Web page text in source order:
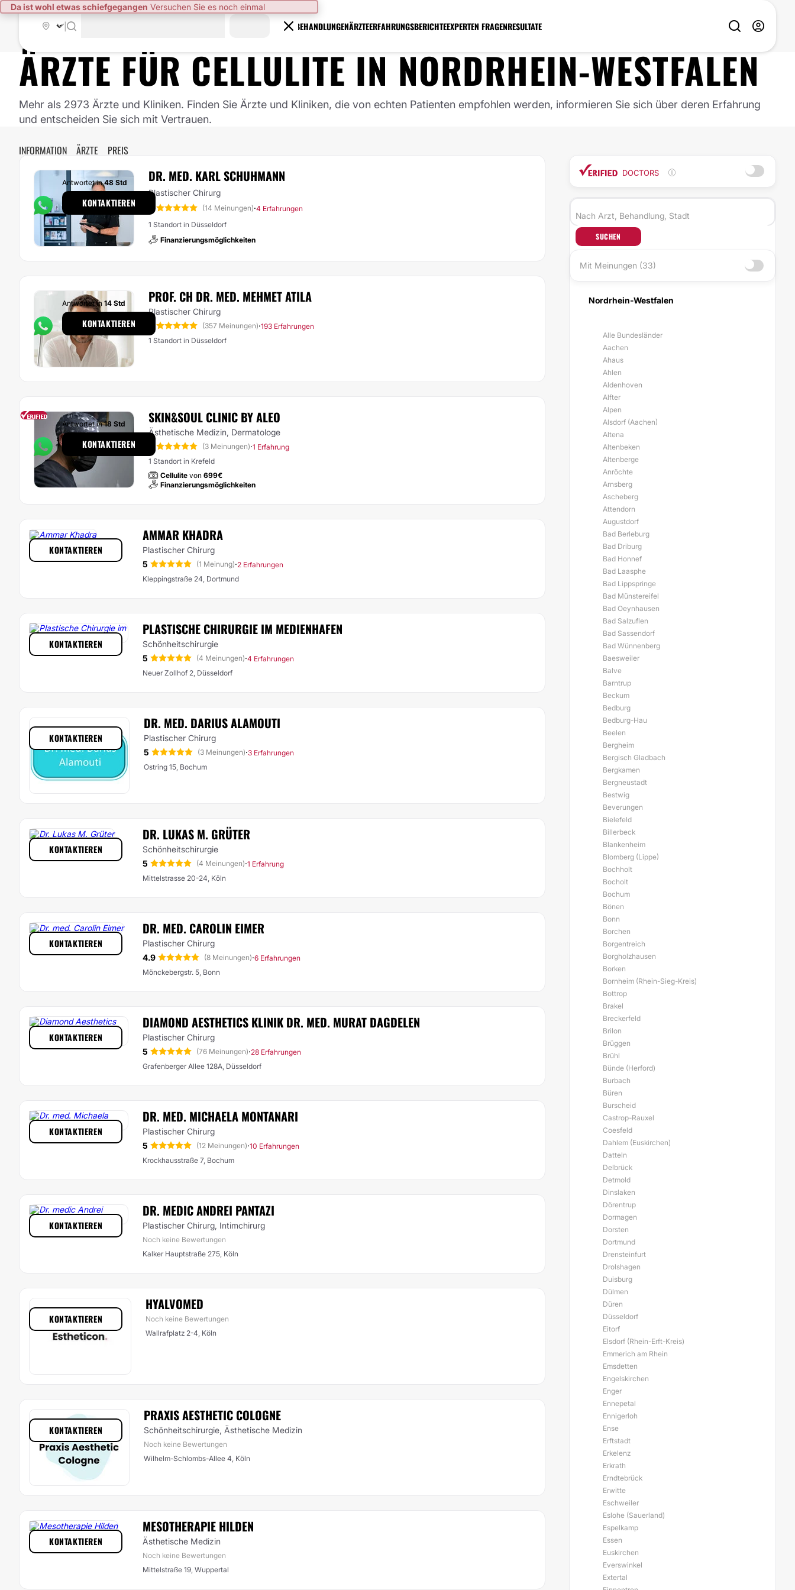
Da ist wohl etwas schiefgegangen Versuchen Sie es noch einmal
BEHANDLUNGENÄRZTEERFAHRUNGSBERICHTEEXPERTEN FRAGENRESULTATE
ÄRZTE FÜRCELLULITEINNORDRHEIN-WESTFALEN
Mehr als 2973 Ärzte und Kliniken. Finden Sie Ärzte und Kliniken, die von echten Patienten empfohlen werden, informieren Sie sich über deren Erfahrung
und entscheiden Sie sich mit Vertrauen.
INFORMATION ÄRZTE PREIS
DR. MED. KARL SCHUHMANN
Plastischer Chirurg
(14 Meinungen)·4 Erfahrungen
1 Standort in Düsseldorf
Finanzierungsmöglichkeiten
Antwortet in48 Std
KONTAKTIEREN
PROF. CH DR. MED. MEHMET ATILA
Plastischer Chirurg
(357 Meinungen)·193 Erfahrungen
1 Standort in Düsseldorf
Antwortet in 14 Std
KONTAKTIEREN
SKIN&SOUL CLINIC BY ALEO
Ästhetische Medizin, Dermatologe
(3 Meinungen)·1 Erfahrung
1 Standort in Krefeld
Cellulite von 699€
Finanzierungsmöglichkeiten
Antwortet in18 Std
KONTAKTIEREN
AMMAR KHADRA
Plastischer Chirurg
5
(1 Meinung)·2 Erfahrungen
Kleppingstraße 24, Dortmund
KONTAKTIEREN
PLASTISCHE CHIRURGIE IM MEDIENHAFEN
Schönheitschirurgie
5
(4 Meinungen)·4 Erfahrungen
Neuer Zollhof 2, Düsseldorf
KONTAKTIEREN
DR. MED. DARIUS ALAMOUTI
Plastischer Chirurg
5
(3 Meinungen)·3 Erfahrungen
Ostring 15, Bochum
KONTAKTIEREN
DR. LUKAS M. GRÜTER
Schönheitschirurgie
5
(4 Meinungen)·1 Erfahrung
Mittelstrasse 20-24, Köln
KONTAKTIEREN
DR. MED. CAROLIN EIMER
Plastischer Chirurg
4.9
(8 Meinungen)·6 Erfahrungen
Mönckebergstr. 5, Bonn
KONTAKTIEREN
DIAMOND AESTHETICS KLINIK DR. MED. MURAT DAGDELEN
Plastischer Chirurg
5
(76 Meinungen)·28 Erfahrungen
Grafenberger Allee 128A, Düsseldorf
KONTAKTIEREN
DR. MED. MICHAELA MONTANARI
Plastischer Chirurg
5
(12 Meinungen)·10 Erfahrungen
Krockhausstraße 7, Bochum
KONTAKTIEREN
DR. MEDIC ANDREI PANTAZI
Plastischer Chirurg, Intimchirurg
Noch keine Bewertungen
Kalker Hauptstraße 275, Köln
KONTAKTIEREN
HYALVOMED
Noch keine Bewertungen
Wallrafplatz 2-4, Köln
KONTAKTIEREN
PRAXIS AESTHETIC COLOGNE
Schönheitschirurgie, Ästhetische Medizin
Noch keine Bewertungen
Wilhelm-Schlombs-Allee 4, Köln
KONTAKTIEREN
MESOTHERAPIE HILDEN
Ästhetische Medizin
Noch keine Bewertungen
Mittelstraße 19, Wuppertal
KONTAKTIEREN
DOCTORS
SUCHEN
Mit Meinungen (33)
Nordrhein-Westfalen
Alle Bundesländer
Aachen
Ahaus
Ahlen
Aldenhoven
Alfter
Alpen
Alsdorf (Aachen)
Altena
Altenbeken
Altenberge
Anröchte
Arnsberg
Ascheberg
Attendorn
Augustdorf
Bad Berleburg
Bad Driburg
Bad Honnef
Bad Laasphe
Bad Lippspringe
Bad Münstereifel
Bad Oeynhausen
Bad Salzuflen
Bad Sassendorf
Bad Wünnenberg
Baesweiler
Balve
Barntrup
Beckum
Bedburg
Bedburg-Hau
Beelen
Bergheim
Bergisch Gladbach
Bergkamen
Bergneustadt
Bestwig
Beverungen
Bielefeld
Billerbeck
Blankenheim
Blomberg (Lippe)
Bochholt
Bocholt
Bochum
Bönen
Bonn
Borchen
Borgentreich
Borgholzhausen
Borken
Bornheim (Rhein-Sieg-Kreis)
Bottrop
Brakel
Breckerfeld
Brilon
Brüggen
Brühl
Bünde (Herford)
Burbach
Büren
Burscheid
Castrop-Rauxel
Coesfeld
Dahlem (Euskirchen)
Datteln
Delbrück
Detmold
Dinslaken
Dörentrup
Dormagen
Dorsten
Dortmund
Drensteinfurt
Drolshagen
Duisburg
Dülmen
Düren
Düsseldorf
Eitorf
Elsdorf (Rhein-Erft-Kreis)
Emmerich am Rhein
Emsdetten
Engelskirchen
Enger
Ennepetal
Ennigerloh
Ense
Erftstadt
Erkelenz
Erkrath
Erndtebrück
Erwitte
Eschweiler
Eslohe (Sauerland)
Espelkamp
Essen
Euskirchen
Everswinkel
Extertal